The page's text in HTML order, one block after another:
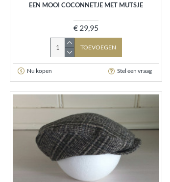
EEN MOOI COCONNETJE MET MUTSJE
€ 29,95
TOEVOEGEN
Nu kopen Stel een vraag